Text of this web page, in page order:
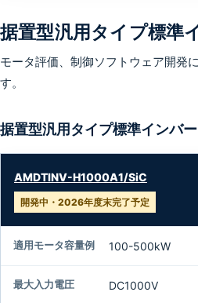
据置型汎用タイプ標準
モータ評価、制御ソフトウェア開発
す。
据置型汎用タイプ標準インバ
型
式
適
用
ー
AMDTINV-H1000A1/SiC
開発中・2026年度末完了予定
100-500kW
DC1000V